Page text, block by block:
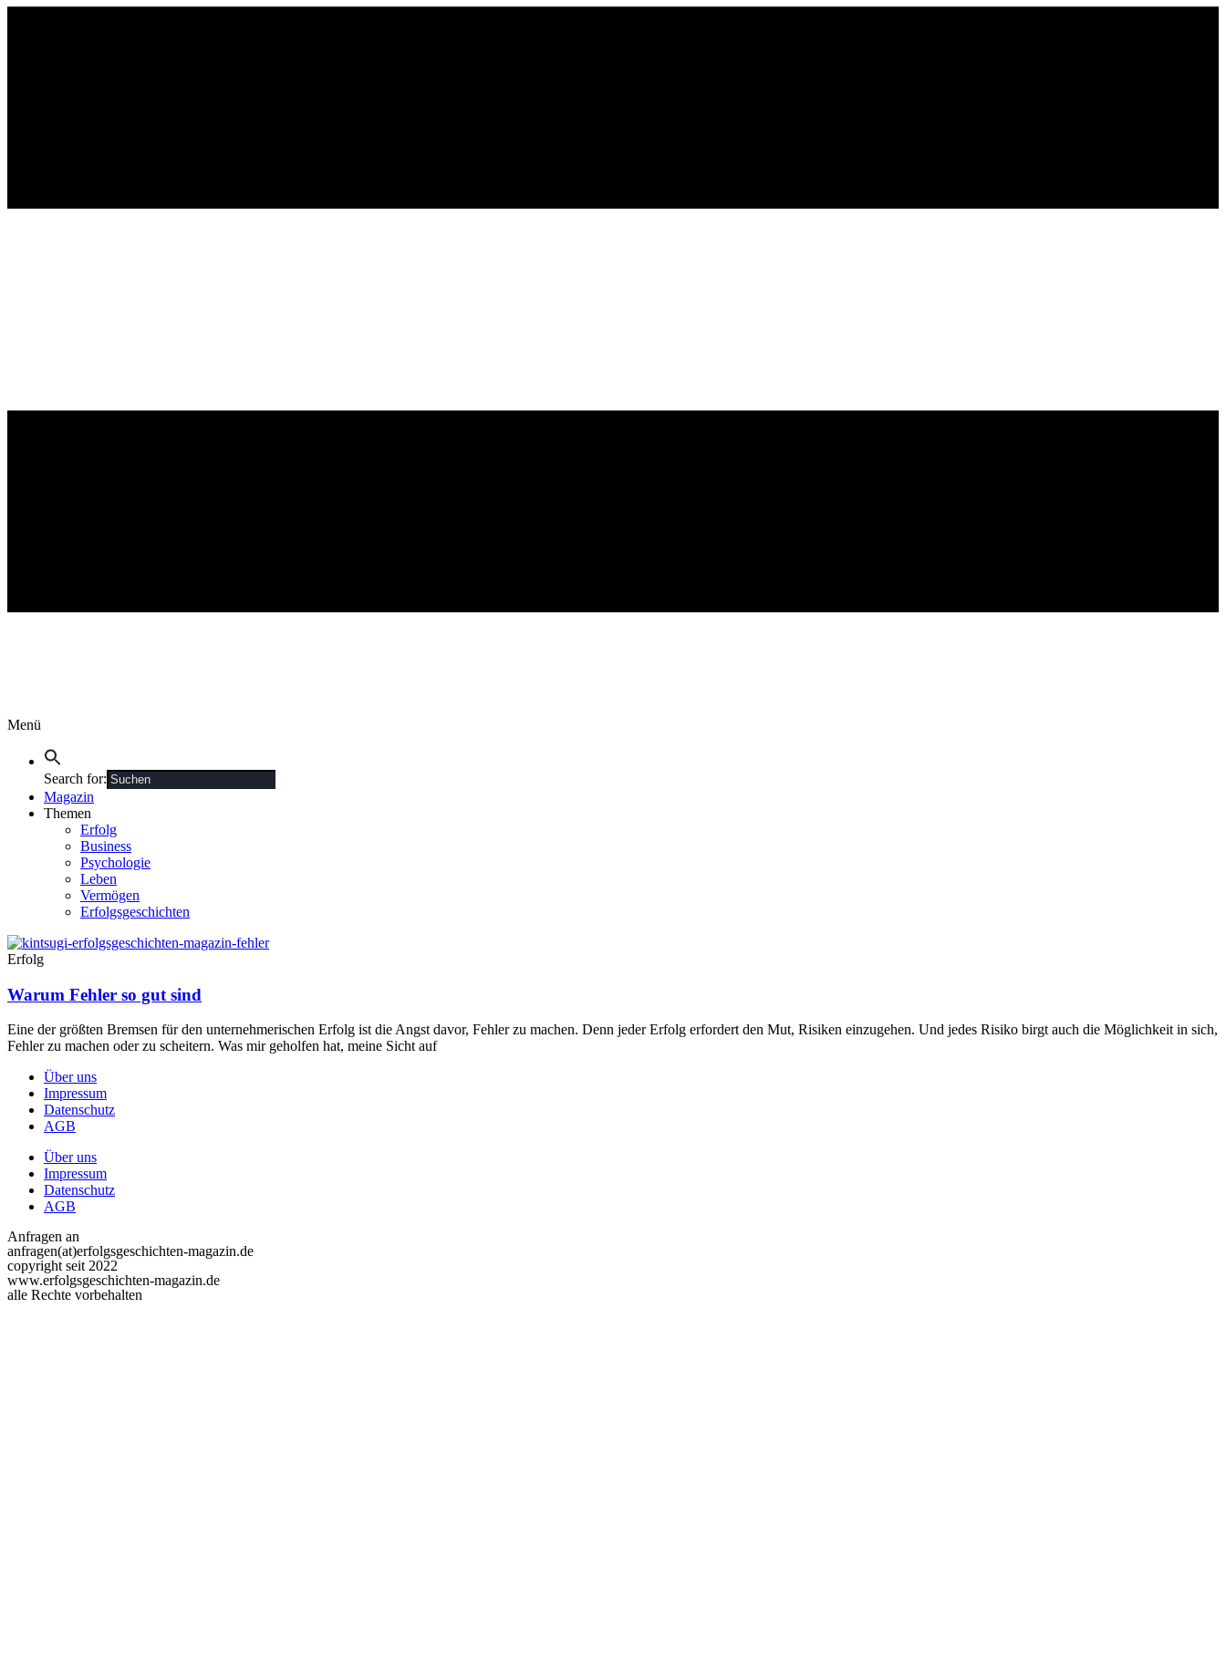
Menü
Search for:
Magazin
Themen
Erfolg
Business
Psychologie
Leben
Vermögen
Erfolgsgeschichten
Erfolg
Warum Fehler so gut sind
Eine der größten Bremsen für den unternehmerischen Erfolg ist die Angst davor, Fehler zu machen. Denn jeder Erfolg erfordert den Mut, Risiken einzugehen. Und jedes Risiko birgt auch die Möglichkeit in sich,
Fehler zu machen oder zu scheitern. Was mir geholfen hat, meine Sicht auf
Über uns
Impressum
Datenschutz
AGB
Über uns
Impressum
Datenschutz
AGB
Anfragen an
anfragen(at)erfolgsgeschichten-magazin.de
copyright seit 2022
www.erfolgsgeschichten-magazin.de
alle Rechte vorbehalten